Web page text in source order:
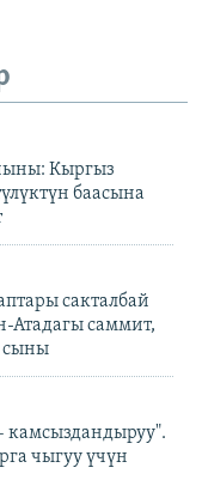
Кыргыз
баасына
сакталбай
Атадагы саммит,
камсыздандыруу".
чыгуу үчүн